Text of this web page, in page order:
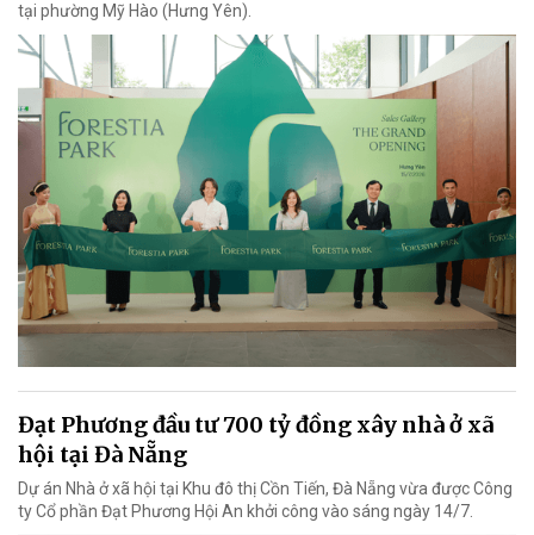
tại phường Mỹ Hào (Hưng Yên).
Đạt Phương đầu tư 700 tỷ đồng xây nhà ở xã
hội tại Đà Nẵng
Dự án Nhà ở xã hội tại Khu đô thị Cồn Tiến, Đà Nẵng vừa được Công
ty Cổ phần Đạt Phương Hội An khởi công vào sáng ngày 14/7.